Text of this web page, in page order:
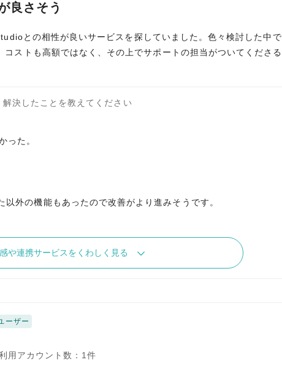
良さそう
との相性が良いサービスを探していました。色々検討した中で
ストも高額ではなく、その上でサポートの担当がついてくださる
決したことを教えてください
った。
外の機能もあったので改善がより進みそうです。
や連携サービスをくわしく見る
ーザー
用アカウント数：1件